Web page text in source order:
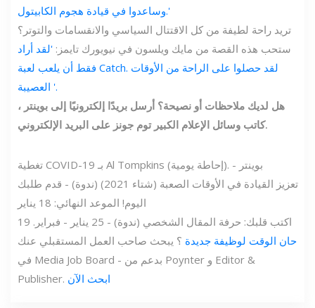
وساعدوا في قيادة هجوم الكابيتول.'
تريد راحة لطيفة من كل الاقتتال السياسي والانقسامات والتوتر؟
ستحب هذه القصة من مايك ويلسون في نيويورك تايمز: 'لقد أراد
فقط أن يلعب لعبة Catch. لقد حصلوا على الراحة من الأوقات
العصيبة '.
هل لديك ملاحظات أو نصيحة؟ أرسل بريدًا إلكترونيًا إلى بوينتر ،
كاتب وسائل الإعلام الكبير توم جونز على البريد الإلكتروني.
تغطية COVID-19 بـ Al Tompkins (إحاطة يومية). - بوينتر
تعزيز القيادة في الأوقات الصعبة (شتاء 2021) (ندوة) - قدم طلبك
اليوم! الموعد النهائي: 18 يناير
اكتب قلبك: حرفة المقال الشخصي (ندوة) - 25 يناير - فبراير. 19
حان الوقت لوظيفة جديدة ؟ يبحث صاحب العمل المستقبلي عنك
في Media Job Board - بدعم من Poynter و Editor &
Publisher. ابحث الآن